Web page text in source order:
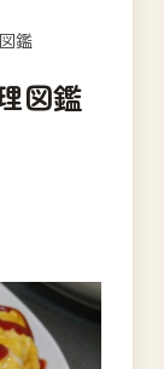
鑑
図鑑